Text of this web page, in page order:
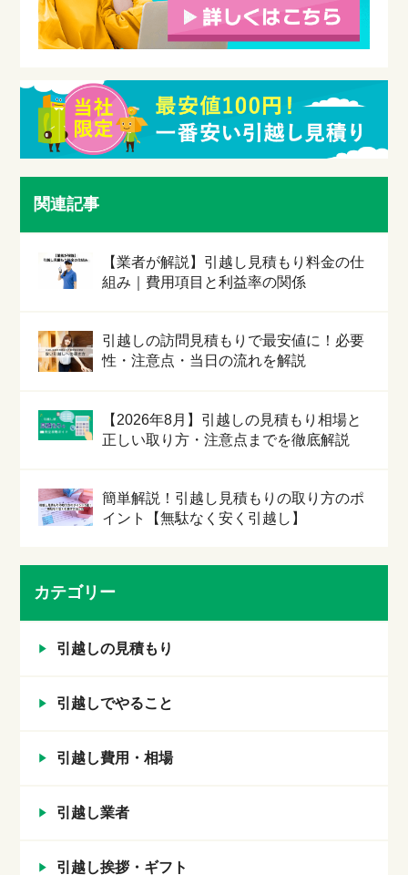
関連記事
【業者が解説】引越し見積もり料金の仕
組み｜費用項目と利益率の関係
引越しの訪問見積もりで最安値に！必要
性・注意点・当日の流れを解説
【2026年8月】引越しの見積もり相場と
正しい取り方・注意点までを徹底解説
簡単解説！引越し見積もりの取り方のポ
イント【無駄なく安く引越し】
カテゴリー
引越しの見積もり
引越しでやること
引越し費用・相場
引越し業者
引越し挨拶・ギフト